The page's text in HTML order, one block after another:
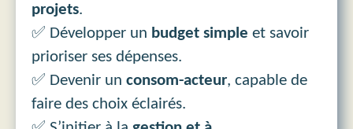
projets.
✅ Développer un budget simple et savoir
prioriser ses dépenses.
✅ Devenir un consom-acteur, capable de
faire des choix éclairés.